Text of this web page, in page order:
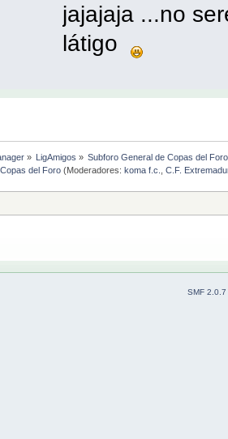
jajajaja ...no
látigo
» LigAmigos » Subforo General de Copas del
del Foro(Moderadores: koma f.c. C.F.
SMF 2.0.7